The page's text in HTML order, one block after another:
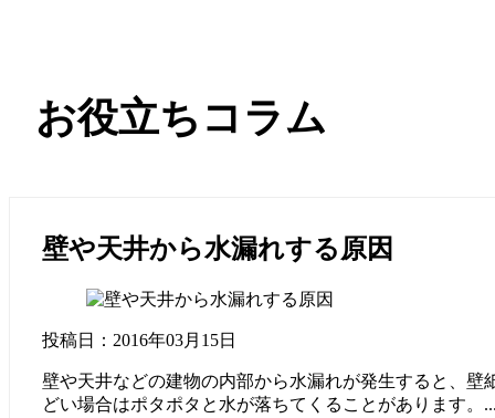
お役立ちコラム
壁や天井から水漏れする原因
投稿日：2016年03月15日
壁や天井などの建物の内部から水漏れが発生すると、壁
どい場合はポタポタと水が落ちてくることがあります。